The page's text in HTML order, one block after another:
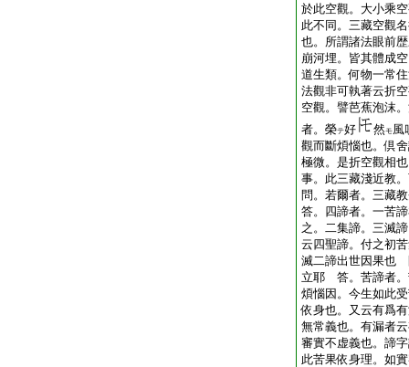
於此空觀。大小乘
此不同。三藏空觀
也。所謂諸法眼前
崩河埋。皆其體成
道生類。何物一常
法觀非可執著云折
空觀。譬芭蕉泡沫
者。榮テ好 然モ風
觀而斷煩惱也。倶
極微。是折空觀相
事。此三藏淺近教
問。若爾者。三藏
答。四諦者。一苦
之。二集諦。三滅
云四聖諦。付之初
滅二諦出世因果也
立耶 答。苦諦者。
煩惱因。今生如此
依身也。又云有爲
無常義也。有漏者
審實不虚義也。諦
此苦果依身理。如